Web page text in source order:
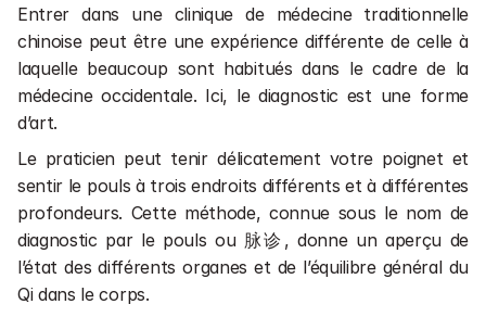
Entrer dans une clinique de médecine traditionnelle
chinoise peut être une expérience différente de celle à
laquelle beaucoup sont habitués dans le cadre de la
médecine occidentale. Ici, le diagnostic est une forme
d’art.
Le praticien peut tenir délicatement votre poignet et
sentir le pouls à trois endroits différents et à différentes
profondeurs. Cette méthode, connue sous le nom de
diagnostic par le pouls ou 脉诊, donne un aperçu de
l’état des différents organes et de l’équilibre général du
Qi dans le corps.